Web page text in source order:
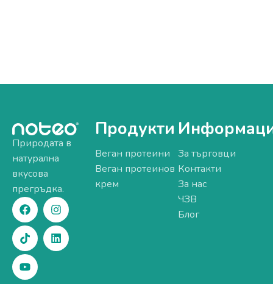
Природата в
натурална
вкусова
прегръдка.
Продукти
Веган протеини
Веган протеинов
крем
За търговци
Контакти
За нас
ЧЗВ
Блог